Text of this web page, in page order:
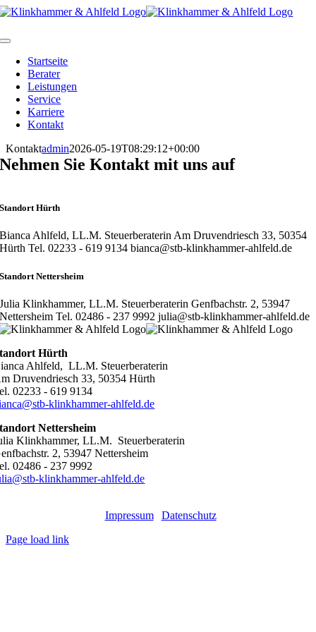
Skip
content
Toggle
NavigationStartseite
Berater
Leistungen
Service
Karriere
Kontakt
Kontaktadmin2026-05-19T08:29:12+00:00
Nehmen Sie Kontakt mit uns auf
Standort Hürth
Bianca Ahlfeld, LL.M. Steuerberaterin Am Druvendriesch 33, 50354
Hürth Tel. 02233 - 619 9134 bianca@stb-klinkhammer-ahlfeld.de
Standort Nettersheim
Julia Klinkhammer, LL.M. Steuerberaterin Genfbachstr. 2, 53947
Nettersheim Tel. 02486 - 237 9992 julia@stb-klinkhammer-ahlfeld.de
Hürth
Ahlfeld, LL.M. Steuerberaterin
Druvendriesch 33, 50354 Hürth
02233 - 619 9134
klinkhammer-ahlfeld.de
Nettersheim
Klinkhammer, LL.M. Steuerberaterin
2, 53947 Nettersheim
02486 - 237 9992
klinkhammer-ahlfeld.de
Impressum| Datenschutz
Page load link